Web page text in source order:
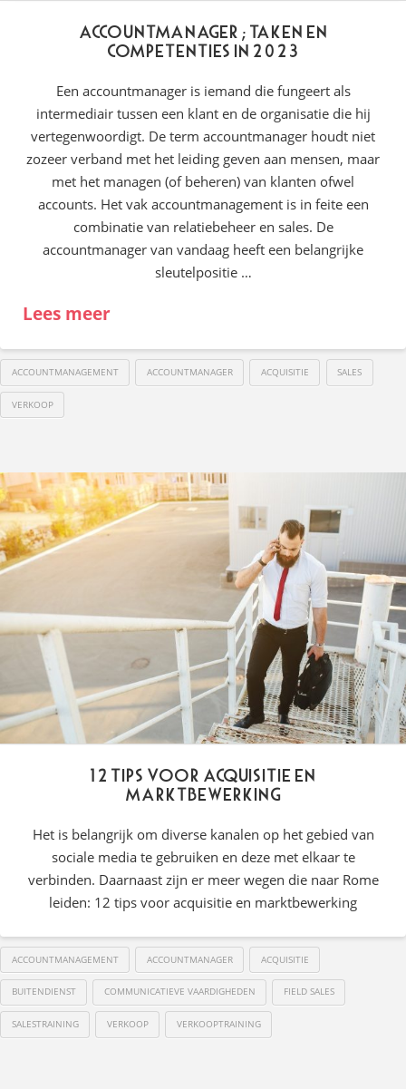
Accountmanager; taken en
competenties in 2023
Een accountmanager is iemand die fungeert als
intermediair tussen een klant en de organisatie die hij
vertegenwoordigt. De term accountmanager houdt niet
zozeer verband met het leiding geven aan mensen, maar
met het managen (of beheren) van klanten ofwel
accounts. Het vak accountmanagement is in feite een
combinatie van relatiebeheer en sales. De
accountmanager van vandaag heeft een belangrijke
sleutelpositie …
Lees meer
ACCOUNTMANAGEMENT ACCOUNTMANAGER ACQUISITIE SALES
VERKOOP
12 tips voor acquisitie en
marktbewerking
Het is belangrijk om diverse kanalen op het gebied van
sociale media te gebruiken en deze met elkaar te
verbinden. Daarnaast zijn er meer wegen die naar Rome
leiden: 12 tips voor acquisitie en marktbewerking
ACCOUNTMANAGEMENT ACCOUNTMANAGER ACQUISITIE
BUITENDIENST COMMUNICATIEVE VAARDIGHEDEN FIELD SALES
SALESTRAINING VERKOOP VERKOOPTRAINING